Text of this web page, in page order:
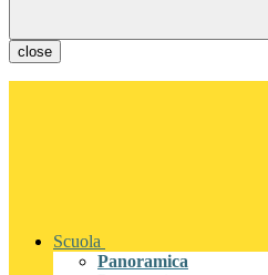
close
Scuola
Panoramica